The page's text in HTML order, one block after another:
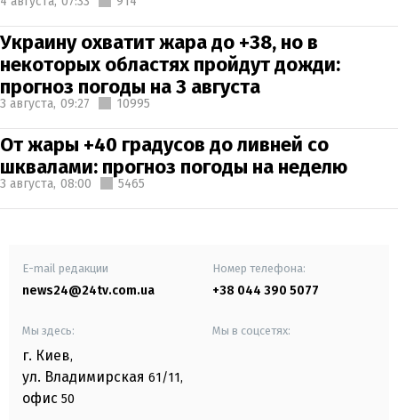
Украину охватит жара до +38, но в
некоторых областях пройдут дожди:
прогноз погоды на 3 августа
3 августа, 09:27 10995
От жары +40 градусов до ливней со
шквалами: прогноз погоды на неделю
3 августа, 08:00 5465
E-mail редакции
news24@24tv.com.ua
Номер телефона:
+38 044 390 5077
Мы здесь:
г. Киев,
ул. Владимирская 61/11,
офис 50
Мы в соцсетях: